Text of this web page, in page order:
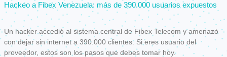
Hackeo a Fibex Venezuela: más de 390.000 usuarios expuestos
Un hacker accedió al sistema central de Fibex Telecom y amenazó
con dejar sin internet a 390.000 clientes. Si eres usuario del
proveedor, estos son los pasos que debes tomar hoy.